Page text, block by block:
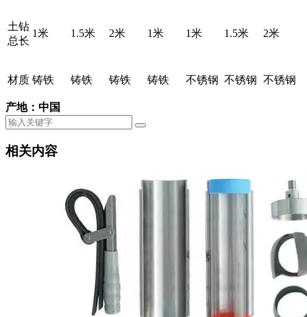
土钻
总长
1米 1.5米 2米 1米 1米 1.5米 2米
材质 铸铁 铸铁 铸铁 铸铁 不锈钢 不锈钢 不锈钢
产地：中国
相关内容